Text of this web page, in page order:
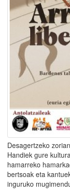
Desagertzeko
Handiek gure
hamarreko
bertsoak eta
inguruko